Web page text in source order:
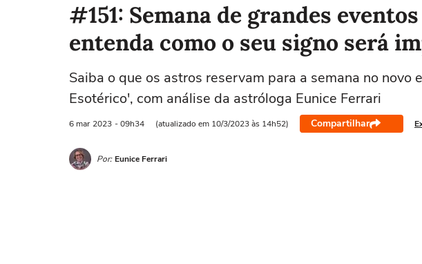
#151: Semana de grandes
entenda como o seu signo será
Saiba o que os astros reservam para a semana no novo
Esotérico', com análise da astróloga Eunice Ferrari
6 mar 2023 - 09h34 (atualizado em 10/3/2023 às 14h52) Compartilhar
Por: Eunice Ferrari